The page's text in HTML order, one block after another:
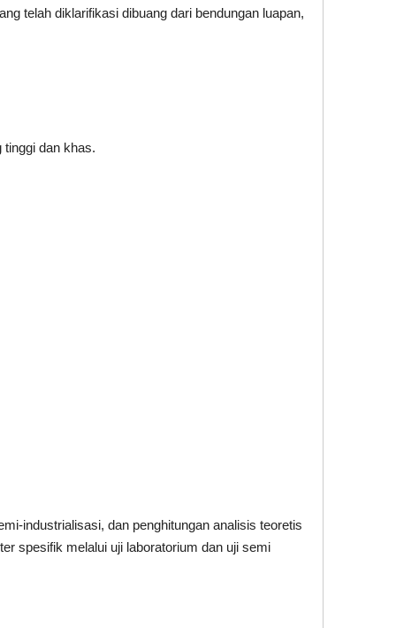
telah diklarifikasi dibuang dari bendungan luapan,
tinggi dan khas.
industrialisasi, dan penghitungan analisis teoretis
spesifik melalui uji laboratorium dan uji semi